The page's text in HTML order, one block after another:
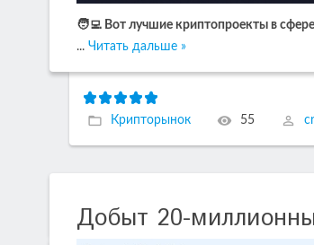
🧑‍💻 Вот лучшие криптопроекты в
... Читать дальше »
Крипторынок 55
Добыт 20-